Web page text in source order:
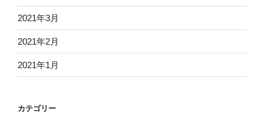
2021年3月
2021年2月
2021年1月
カテゴリー